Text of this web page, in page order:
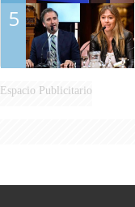
5
Espacio Publicitario